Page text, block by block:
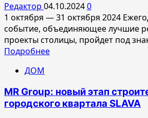
Москва-
сити
Редактор 04.10.20240
1 октября — 31 октября 2024
событие, объединяющее лучшие
проекты столицы, пройдет под
ПодробнееПрочитать
СЕМЕЙНОГО
ОБЕДА 1
ДОМ
MR Group: новый этап
городского квартала SLAVA